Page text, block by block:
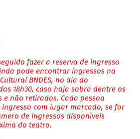
fazer a reserva de ingresso
pode encontrar ingressos na
BNDES, no dia do
18h30, caso haja sobra dentre os
e não retirados. Cada pessoa
com lugar marcado, se for
de ingressos disponíveis
do teatro.